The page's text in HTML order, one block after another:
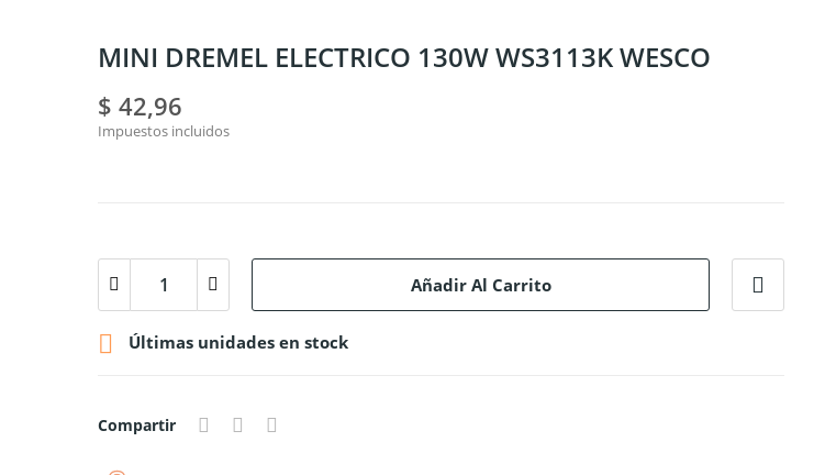
MINI DREMEL ELECTRICO 130W WS3113K WESCO
$ 42,96
Impuestos incluidos
Añadir Al Carrito
 Últimas unidades en stock
Compartir